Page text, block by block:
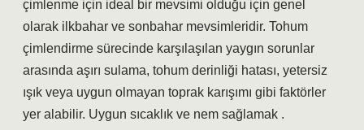
çimlenme için ideal bir mevsimi olduğu için genel
olarak ilkbahar ve sonbahar mevsimleridir. Tohum
çimlendirme sürecinde karşılaşılan yaygın sorunlar
arasında aşırı sulama, tohum derinliği hatası, yetersiz
ışık veya uygun olmayan toprak karışımı gibi faktörler
yer alabilir. Uygun sıcaklık ve nem sağlamak .